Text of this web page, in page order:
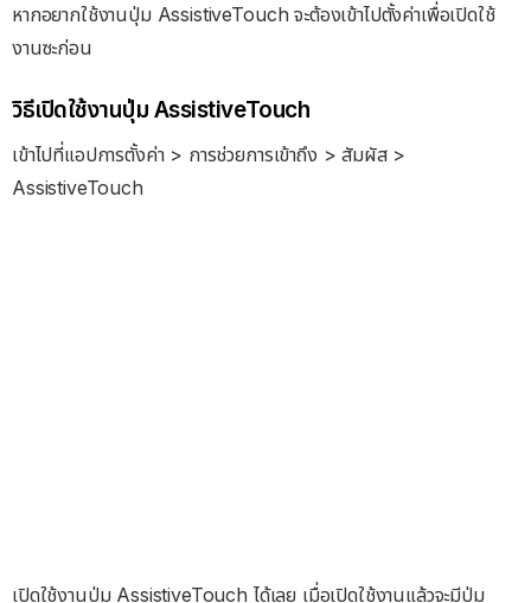
หากอยากใช้งานปุ่ม AssistiveTouch จะต้องเข้าไปตั้งค่าเพื่อเปิดใช้
งานซะก่อน
วิธีเปิดใช้งานปุ่ม AssistiveTouch
เข้าไปที่แอปการตั้งค่า > การช่วยการเข้าถึง > สัมผัส >
AssistiveTouch
เปิดใช้งานปุ่ม AssistiveTouch ได้เลย เมื่อเปิดใช้งานแล้วจะมีปุ่ม